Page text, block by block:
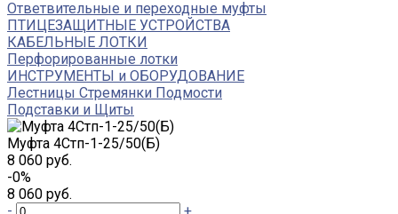
Ответвительные и переходные муфты
ПТИЦЕЗАЩИТНЫЕ УСТРОЙСТВА
КАБЕЛЬНЫЕ ЛОТКИ
Перфорированные лотки
ИНСТРУМЕНТЫ и ОБОРУДОВАНИЕ
Лестницы Стремянки Подмости
Подставки и Щиты
Муфта 4Стп-1-25/50(Б)
8 060 руб.
-0%
8 060 руб.